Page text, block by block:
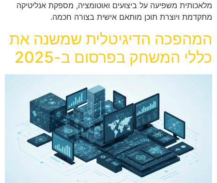
מלאכותית משפיעה על ביצועים ואוטומציה, מספקת אנליטיקה
מתקדמת ויוצרת תוכן מותאם אישית בצורה חכמה.
המהפכה הדיגיטלית שמשנה את
כללי המשחק בפרסום ב-2025